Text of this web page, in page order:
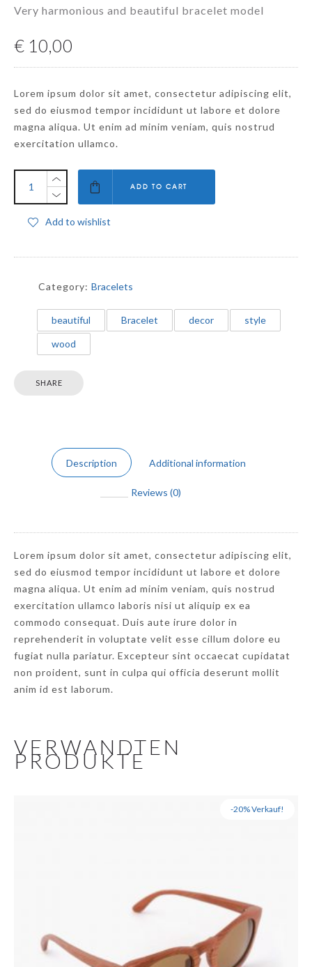
Very harmonious and beautiful bracelet model
€ 10,00
Lorem ipsum dolor sit amet, consectetur adipiscing elit,
sed do eiusmod tempor incididunt ut labore et dolore
magna aliqua. Ut enim ad minim veniam, quis nostrud
exercitation ullamco.
ADD TO CART
Add to wishlist
Category: Bracelets
beautiful Bracelet decor
style
wood
SHARE
Description Additional information
Reviews (0)
Lorem ipsum dolor sit amet, consectetur adipiscing elit,
sed do eiusmod tempor incididunt ut labore et dolore
magna aliqua. Ut enim ad minim veniam, quis nostrud
exercitation ullamco laboris nisi ut aliquip ex ea
commodo consequat. Duis aute irure dolor in
reprehenderit in voluptate velit esse cillum dolore eu
fugiat nulla pariatur. Excepteur sint occaecat cupidatat
non proident, sunt in culpa qui officia deserunt mollit
anim id est laborum.
VERWANDTEN
PRODUKTE
-20% Verkauf!